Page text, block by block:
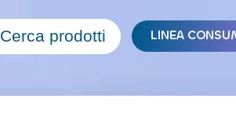
Cerca prodotti LINEA